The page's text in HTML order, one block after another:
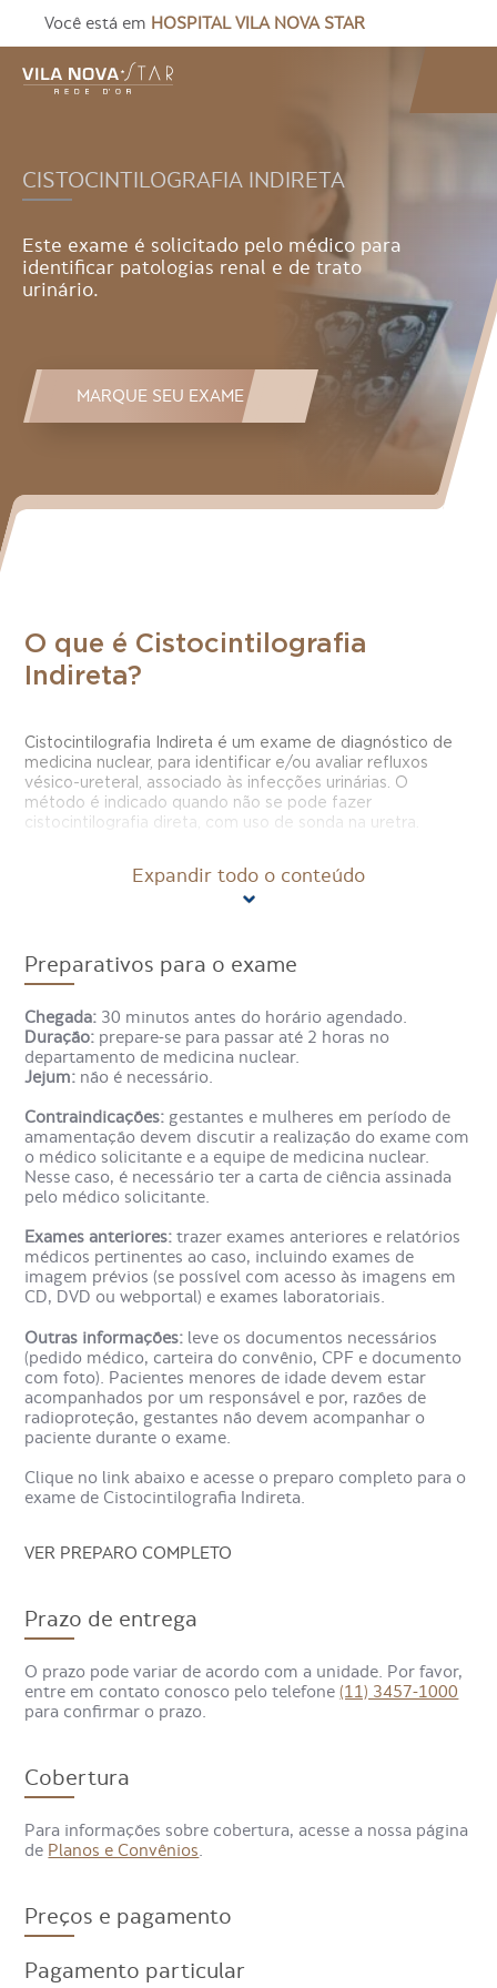
Você está em HOSPITAL VILA NOVA STAR
CISTOCINTILOGRAFIA INDIRETA
Este exame é solicitado pelo médico para
identificar patologias renal e de trato
urinário.
MARQUE SEU EXAME
O que é Cistocintilografia
Indireta?
Cistocintilografia Indireta é um exame de diagnóstico de
medicina nuclear, para identificar e/ou avaliar refluxos
vésico-ureteral, associado às infecções urinárias. O
método é indicado quando não se pode fazer
cistocintilografia direta, com uso de sonda na uretra.
Este tipo de exame é contraindicado para gestantes ou
mulheres em aleitamento.
Cistocintilografia Indireta ?
Para realizar o exame Cistocintilografia Indireta a bexiga
deve estar vazia. Quando pronto, o paciente é direcionado
para a maca do aparelho e recebe na veia uma substância
radioativa. A substância não costuma apresentar efeitos
colaterais e, quando ocorrem, são de baixa intensidade.
Logo após injeção, começa a obtenção de imagens dos
rins e bexiga. No início, é visualizada toda a função renal,
esvaziamento, em recipiente apropriado.
O tempo do exame varia conforme o caso e o local onde
foi realizado.
Para que serve o Exame
Cistocintilografia Indireta ?
médico para identificar patologias renal e de trato urinário.
Entre elas, está o refluxo vesicoureteral, problema
evolução.
Expandir todo o conteúdo
Preparativos para o exame
Chegada: 30 minutos antes do horário agendado.
Duração: prepare-se para passar até 2 horas no
departamento de medicina nuclear.
Jejum: não é necessário.
Contraindicações: gestantes e mulheres em período de
amamentação devem discutir a realização do exame com
o médico solicitante e a equipe de medicina nuclear.
Nesse caso, é necessário ter a carta de ciência assinada
pelo médico solicitante.
Exames anteriores: trazer exames anteriores e relatórios
médicos pertinentes ao caso, incluindo exames de
imagem prévios (se possível com acesso às imagens em
CD, DVD ou webportal) e exames laboratoriais.
Outras informações: leve os documentos necessários
(pedido médico, carteira do convênio, CPF e documento
com foto). Pacientes menores de idade devem estar
acompanhados por um responsável e por, razões de
radioproteção, gestantes não devem acompanhar o
paciente durante o exame.
Clique no link abaixo e acesse o preparo completo para o
exame de Cistocintilografia Indireta.
VER PREPARO COMPLETO
Prazo de entrega
O prazo pode variar de acordo com a unidade. Por favor,
entre em contato conosco pelo telefone(11) 3457-1000
para confirmar o prazo.
Cobertura
Para informações sobre cobertura, acesse a nossa página
de Planos e Convênios
Preços e pagamento
Pagamento particular